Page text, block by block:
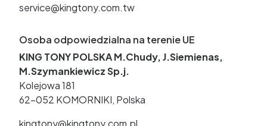
service@kingtony.com.tw
Osoba odpowiedzialna na terenie UE
KING TONY POLSKA M.Chudy, J.Siemienas,
M.Szymankiewicz Sp.j.
Kolejowa 181
62-052 KOMORNIKI, Polska
kingtony@kingtony.com.pl